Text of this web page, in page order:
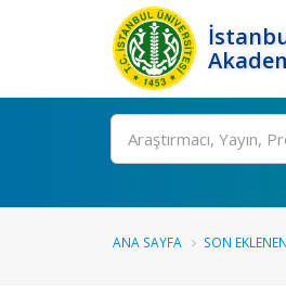
Ara
ANA SAYFA SON